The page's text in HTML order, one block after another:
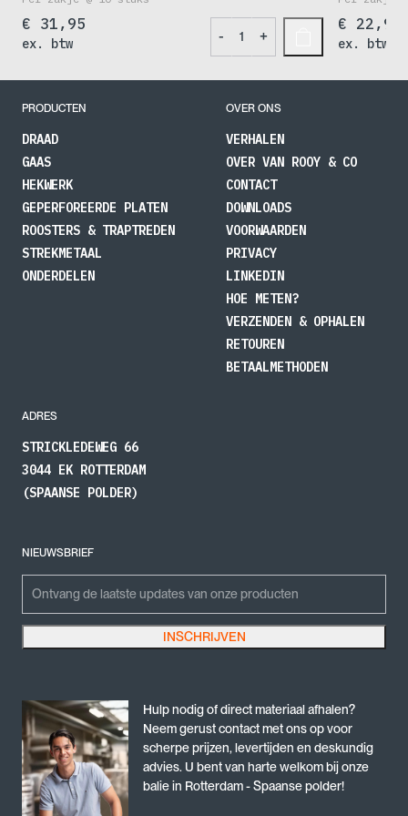
€ 31,95
ex. btw - +
€ 22,95
ex. btw
PRODUCTEN
DRAAD
GAAS
HEKWERK
GEPERFOREERDE PLATEN
ROOSTERS & TRAPTREDEN
STREKMETAAL
ONDERDELEN
OVER ONS
VERHALEN
OVER VAN ROOY & CO
CONTACT
DOWNLOADS
VOORWAARDEN
PRIVACY
LINKEDIN
HOE METEN?
VERZENDEN & OPHALEN
RETOUREN
BETAALMETHODEN
ADRES
STRICKLEDEWEG 66
3044 EK ROTTERDAM
(SPAANSE POLDER)
NIEUWSBRIEF
Dit veld is bedoeld voor validatiedoeleinden en moet niet worden gewijzigd.
INSCHRIJVEN
Hulp nodig of direct materiaal afhalen?
Neem gerust contact met ons op voor
scherpe prijzen, levertijden en deskundig
advies. U bent van harte welkom bij onze
balie in Rotterdam - Spaanse polder!